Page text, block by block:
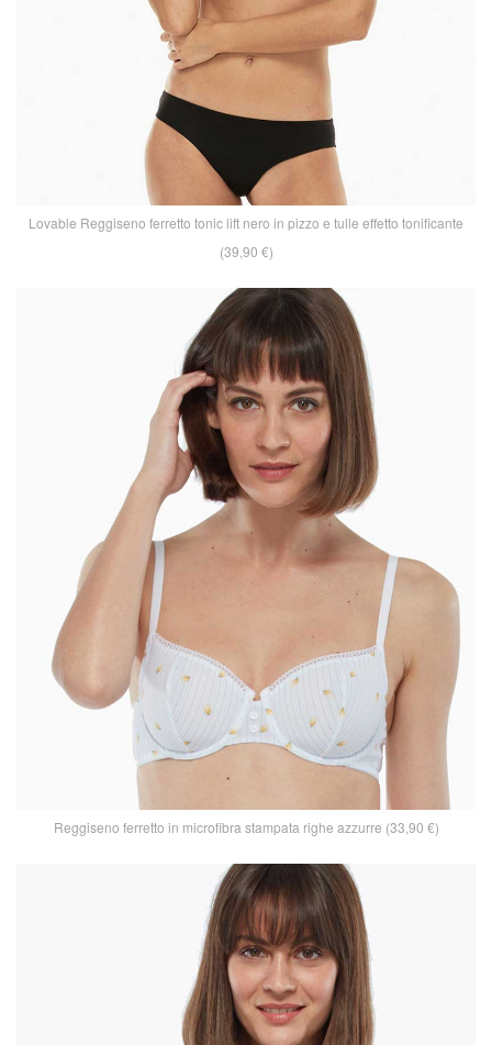
Lovable Reggiseno ferretto tonic lift nero in pizzo e tulle effetto tonificante
(39,90 €)
Reggiseno ferretto in microfibra stampata righe azzurre (33,90 €)